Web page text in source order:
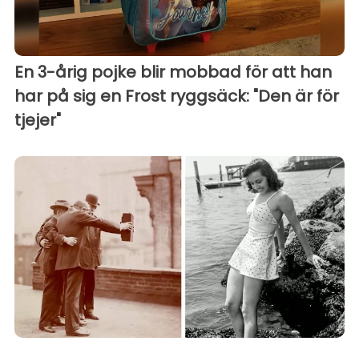
En 3-årig pojke blir mobbad för att han
har på sig en Frost ryggsäck: "Den är för
tjejer"